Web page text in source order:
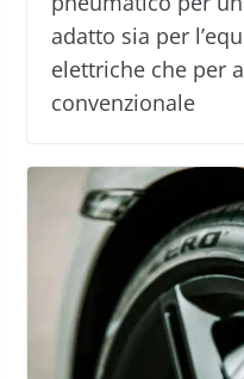
adatto sia per
elettriche che per
convenzionale